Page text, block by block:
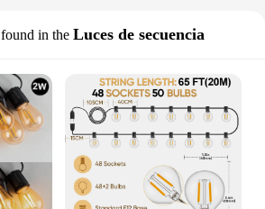
in the Luces de secuencia